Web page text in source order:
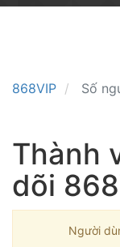
868VIP Số
Thành
dõi
Người